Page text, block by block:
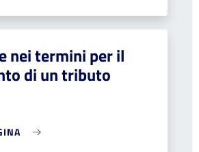
nei termini per il
di un tributo